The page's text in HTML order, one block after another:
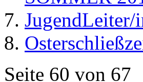
JugendLeiter/
Seite 60 von 67